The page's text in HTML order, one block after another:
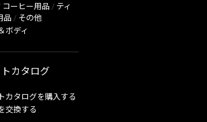
コーヒー用品 / ティ
品 / その他
ボディ
カタログ
カタログを購入する
交換する